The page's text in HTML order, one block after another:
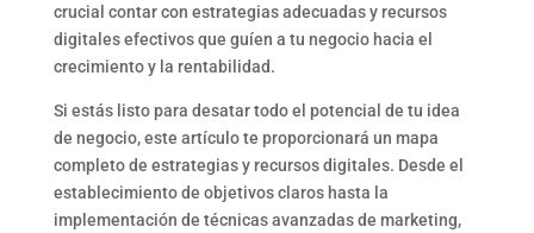
crucial contar con estrategias adecuadas y recursos
digitales efectivos que guíen a tu negocio hacia el
crecimiento y la rentabilidad.
Si estás listo para desatar todo el potencial de tu idea
de negocio, este artículo te proporcionará un mapa
completo de estrategias y recursos digitales. Desde el
establecimiento de objetivos claros hasta la
implementación de técnicas avanzadas de marketing,